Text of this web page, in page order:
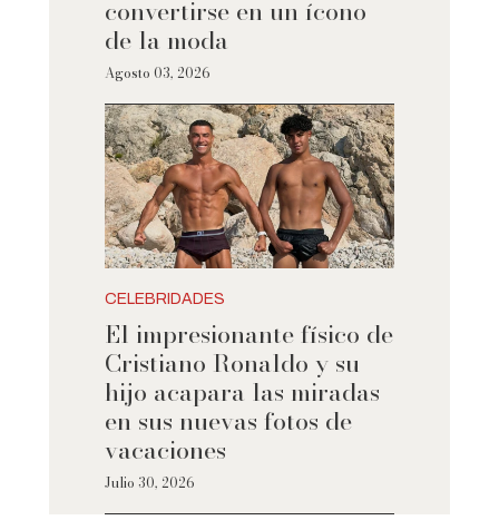
convertirse en un ícono
de la moda
Agosto 03, 2026
CELEBRIDADES
El impresionante físico de
Cristiano Ronaldo y su
hijo acapara las miradas
en sus nuevas fotos de
vacaciones
Julio 30, 2026